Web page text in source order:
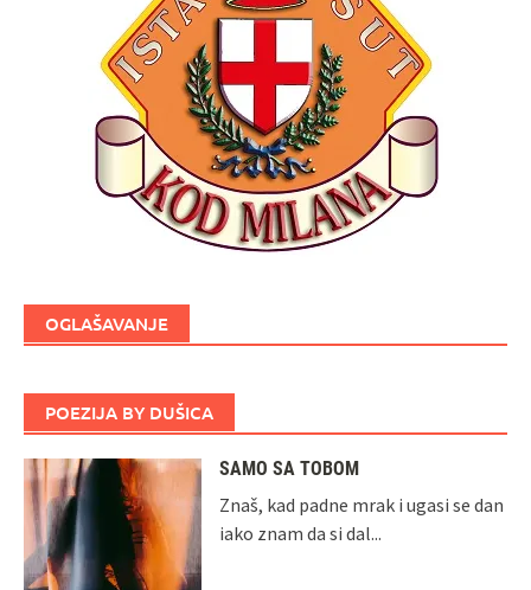
OGLAŠAVANJE
POEZIJA BY DUŠICA
SAMO SA TOBOM
Znaš, kad padne mrak i ugasi se dan
iako znam da si dal...